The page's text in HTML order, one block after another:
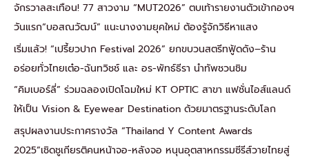
จักรวาลสะเทือน! 77 สาวงาม “MUT2026” ตบเท้ารายงานตัวเข้ากองฯ
วันแรก“บอสณวัฒน์” แนะนางงามยุคใหม่ ต้องรู้จักวิธีหาแสง
เริ่มแล้ว! “เปรี้ยวปาก Festival 2026” ยกขบวนสตรีทฟู้ดดัง–ร้าน
อร่อยทั่วไทยเต๋อ-ฉันทวิชช์ และ อร-พัทธ์ธีรา นำทัพชวนชิม
“คิมเบอร์ลี่” ร่วมฉลองเปิดโฉมใหม่ KT OPTIC สาขา แฟชั่นไอส์แลนด์
ให้เป็น Vision & Eyewear Destination ด้วยมาตรฐานระดับโลก
สรุปผลงานประกาศรางวัล “Thailand Y Content Awards
2025”เชิดชูเกียรติคนหน้าจอ-หลังจอ หนุนอุตสาหกรรมซีรีส์วายไทยสู่